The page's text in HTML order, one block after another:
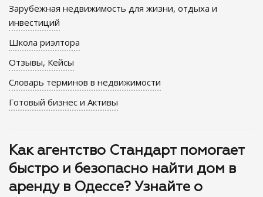
Зарубежная недвижимость для жизни, отдыха и
инвестиций
Школа риэлтора
Отзывы, Кейсы
Словарь терминов в недвижимости
Готовый бизнес и Активы
Как агентство Стандарт помогает
быстро и безопасно найти дом в
аренду в Одессе? Узнайте о